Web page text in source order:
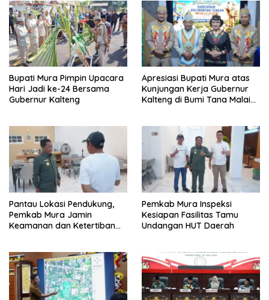
Bupati Mura Pimpin Upacara
Hari Jadi ke-24 Bersama
Gubernur Kalteng
Apresiasi Bupati Mura atas
Kunjungan Kerja Gubernur
Kalteng di Bumi Tana Malai
Pantau Lokasi Pendukung,
Pemkab Mura Jamin
Keamanan dan Ketertiban
Pemkab Mura Inspeksi
Kesiapan Fasilitas Tamu
Undangan HUT Daerah